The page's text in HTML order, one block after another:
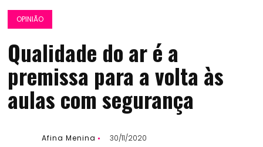
OPINIÃO
Qualidade do ar é a
premissa para a volta às
aulas com segurança
Afina Menina 30/11/2020